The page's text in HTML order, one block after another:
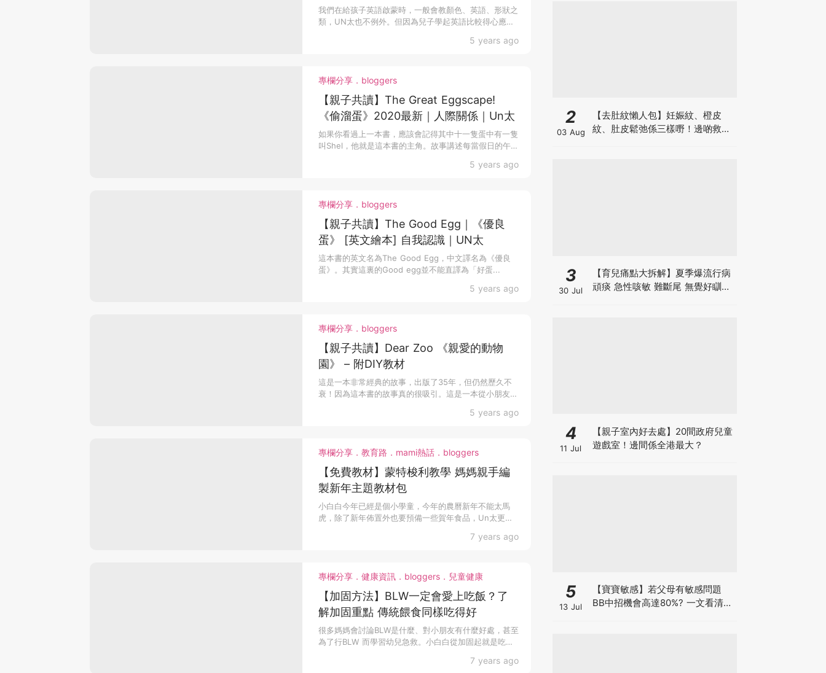
Un太
我們在給孩子英語啟蒙時，一般會教顏色、英語、形狀之
類，UN太也不例外。但因為兒子學起英語比較得心應
5 years ago
專欄分享．bloggers
【親子共讀】The Great Eggscape!
《偷溜蛋》2020最新｜人際關係｜Un太
如果你看過上一本書，應該會記得其中十一隻蛋中有一隻
叫Shel，他就是這本書的主角。故事講述每當假日的午飯
5 years ago
專欄分享．bloggers
【親子共讀】The Good Egg｜《優良
蛋》 [英文繪本] 自我認識｜UN太
這本書的英文名為The Good Egg，中文譯名為《優良
蛋》。其實這裏的Good egg並不能直譯為「好蛋...
5 years ago
專欄分享．bloggers
【親子共讀】Dear Zoo 《親愛的動物
園》 – 附DIY教材
這是一本非常經典的故事，出版了35年，但仍然歷久不
衰！因為這本書的故事真的很吸引。這是一本從小朋友角
5 years ago
專欄分享．教育路．mami熱話．bloggers
【免費教材】蒙特梭利教學 媽媽親手編
製新年主題教材包
小白白今年已經是個小學童，今年的農曆新年不能太馬
虎，除了新年佈置外也要預備一些賀年食品，Un太更專
7 years ago
專欄分享．健康資訊．bloggers．兒童健康
【加固方法】BLW一定會愛上吃飯？了
解加固重點 傳統餵食同樣吃得好
很多媽媽會討論BLW是什麼、對小朋友有什麼好處，甚至
為了行BLW 而學習幼兒急救。小白白從加固起就是吃糊
7 years ago
2
03 Aug
【去肚紋懶人包】妊娠紋、橙皮
紋、肚皮鬆弛係三樣嘢！邊啲救得
3
30 Jul
【育兒痛點大拆解】夏季爆流行病
頑痰 急性咳敏 難斷尾 無覺好瞓？
4
11 Jul
【親子室內好去處】20間政府兒童
遊戲室！邊間係全港最大？
5
13 Jul
【寶寶敏感】若父母有敏感問題
BB中招機會高達80%? 一文看清預